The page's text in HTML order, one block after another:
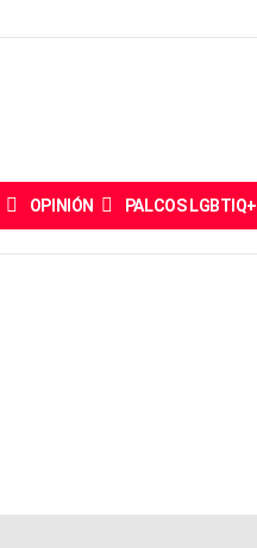
OPINIÓN PALCOS LGBTIQ+